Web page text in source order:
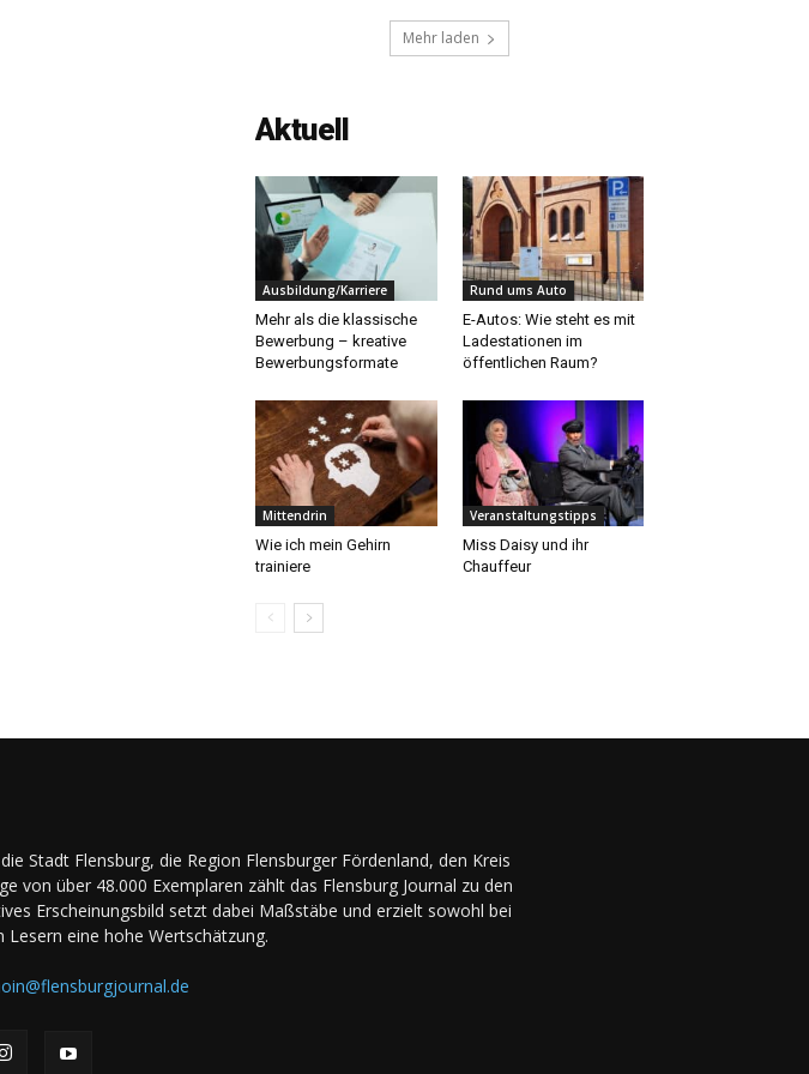
Mehr laden
Aktuell
Ausbildung/Karriere
Mehr als die klassische
Bewerbung – kreative
Bewerbungsformate
Rund ums Auto
E-Autos: Wie steht es mit
Ladestationen im
öffentlichen Raum?
Mittendrin
Wie ich mein Gehirn
trainiere
Veranstaltungstipps
Miss Daisy und ihr
Chauffeur
Stadt Flensburg, die Region Flensburger Fördenland, den Kreis
von über 48.000 Exemplaren zählt das Flensburg Journal zu den
Erscheinungsbild setzt dabei Maßstäbe und erzielt sowohl bei
Lesern eine hohe Wertschätzung.